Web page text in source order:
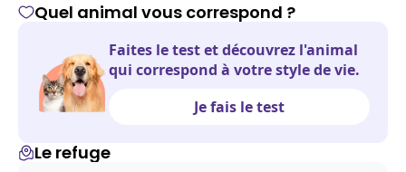
Quel animal vous correspond ?
Faites le test et découvrez l'animal
qui correspond à votre style de vie.
Je fais le test
Le refuge